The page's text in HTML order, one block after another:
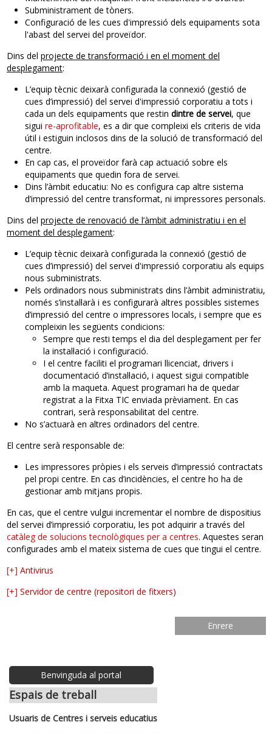
Benvinguda al portal
Espais de treball
Usuaris de Centres i serveis educatius
Subministrament de tòners.
Configuració de les cues d'impressió dels equipaments sota
l'abast del servei del proveïdor.
Dins del projecte de transformació i en el moment del
desplegament:
L’equip tècnic deixarà configurada la connexió (gestió de
cues d’impressió) del servei d'impressió corporatiu a tots i
cada un dels equipaments que restin dintre de servei, que
sigui re-aprofitable, es a dir que compleixi els criteris de vida
útil i estiguin inclosos dins de la solució de transformació del
centre.
En cap cas, el proveïdor farà cap actuació sobre els
equipaments que quedin fora de servei.
Dins l’àmbit educatiu: No es configura cap altre sistema
d’impressió del centre transformat, ni impressores personals.
Dins del projecte de renovació de l’àmbit administratiu i en el
moment del desplegament:
L’equip tècnic deixarà configurada la connexió (gestió de
cues d’impressió) del servei d'impressió corporatiu als equips
nous subministrats.
Pels ordinadors nous subministrats dins l’àmbit administratiu,
només s’instal·larà i es configurarà altres possibles sistemes
d’impressió del centre o impressores locals, i sempre que es
compleixin les següents condicions:
Sempre que resti temps el dia del desplegament per fer
la instal·lació i configuració.
I el centre faciliti el programari llicenciat, drivers i
documentació d’instal·lació, i aquest sigui compatible
amb la maqueta. Aquest programari ha de quedar
registrat a la Fitxa TIC enviada prèviament. En cas
contrari, serà responsabilitat del centre.
No s’actuarà en altres ordinadors del centre.
El centre serà responsable de:
Les impressores pròpies i els serveis d’impressió contractats
pel propi centre. En cas d’incidències, el centre ho ha de
gestionar amb mitjans propis.
En cas, que el centre vulgui incrementar el nombre de dispositius
del servei d’impressió corporatiu, les pot adquirir a través del
catàleg de solucions tecnològiques per a centres. Aquestes seran
configurades amb el mateix sistema de cues que tingui el centre.
[+] Antivirus
[+] Servidor de centre (repositori de fitxers)
Enrere